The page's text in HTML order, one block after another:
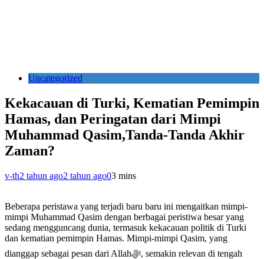
Uncategorized
Kekacauan di Turki, Kematian Pemimpin
Hamas, dan Peringatan dari Mimpi
Muhammad Qasim,Tanda-Tanda Akhir
Zaman?
v-th2 tahun ago2 tahun ago03 mins
Beberapa peristawa yang terjadi baru baru ini mengaitkan mimpi-
mimpi Muhammad Qasim dengan berbagai peristiwa besar yang
sedang mengguncang dunia, termasuk kekacauan politik di Turki
dan kematian pemimpin Hamas. Mimpi-mimpi Qasim, yang
dianggap sebagai pesan dari Allahﷻ, semakin relevan di tengah